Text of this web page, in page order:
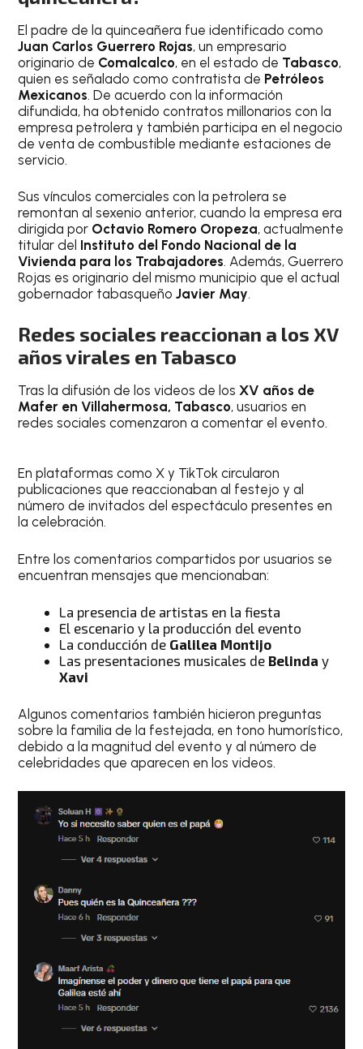
El padre de la quinceañera fue identificado como
Juan Carlos Guerrero Rojas, un empresario
originario de Comalcalco, en el estado de Tabasco,
quien es señalado como contratista de Petróleos
Mexicanos. De acuerdo con la información
difundida, ha obtenido contratos millonarios con la
empresa petrolera y también participa en el negocio
de venta de combustible mediante estaciones de
servicio.
Sus vínculos comerciales con la petrolera se
remontan al sexenio anterior, cuando la empresa era
dirigida por Octavio Romero Oropeza, actualmente
titular del Instituto del Fondo Nacional de la
Vivienda para los Trabajadores. Además, Guerrero
Rojas es originario del mismo municipio que el actual
gobernador tabasqueñoJavier May.
Redes sociales reaccionan a los XV
años virales en Tabasco
Tras la difusión de los videos de losXV años de
Mafer en Villahermosa, Tabasco, usuarios en
redes sociales comenzaron a comentar el evento.
En plataformas como X y TikTok circularon
publicaciones que reaccionaban al festejo y al
número de invitados del espectáculo presentes en
la celebración.
Entre los comentarios compartidos por usuarios se
encuentran mensajes que mencionaban:
La presencia de artistas en la fiesta
El escenario y la producción del evento
La conducción de Galilea Montijo
Las presentaciones musicales deBelinda y
Xavi
Algunos comentarios también hicieron preguntas
sobre la familia de la festejada, en tono humorístico,
debido a la magnitud del evento y al número de
celebridades que aparecen en los videos.